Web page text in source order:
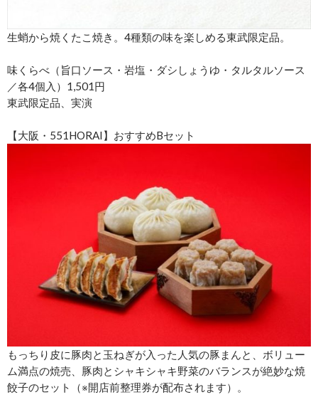
生蛸から焼くたこ焼き。4種類の味を楽しめる東武限定品。
味くらべ（旨口ソース・岩塩・ダシしょうゆ・タルタルソース
／各4個入）1,501円
東武限定品、実演
【大阪・551HORAI】おすすめBセット
もっちり皮に豚肉と玉ねぎが入った人気の豚まんと、ボリュー
ム満点の焼売、豚肉とシャキシャキ野菜のバランスが絶妙な焼
餃子のセット（※開店前整理券が配布されます）。